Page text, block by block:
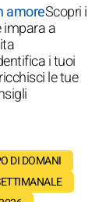
amoreScopri i
impara a
i tuoi
le tue
DI DOMANI